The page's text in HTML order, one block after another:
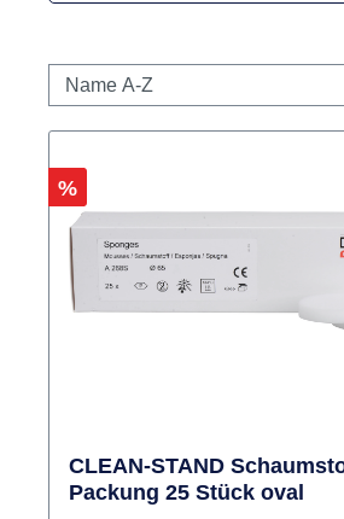
Rabatt
%
CLEAN-STAND
Packung 25 Stück oval